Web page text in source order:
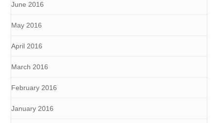
June 2016
May 2016
April 2016
March 2016
February 2016
January 2016